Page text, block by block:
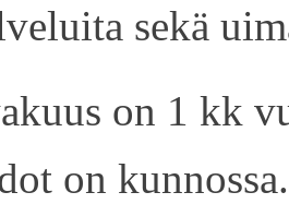
sekä
on 1 kk
on kunnossa.